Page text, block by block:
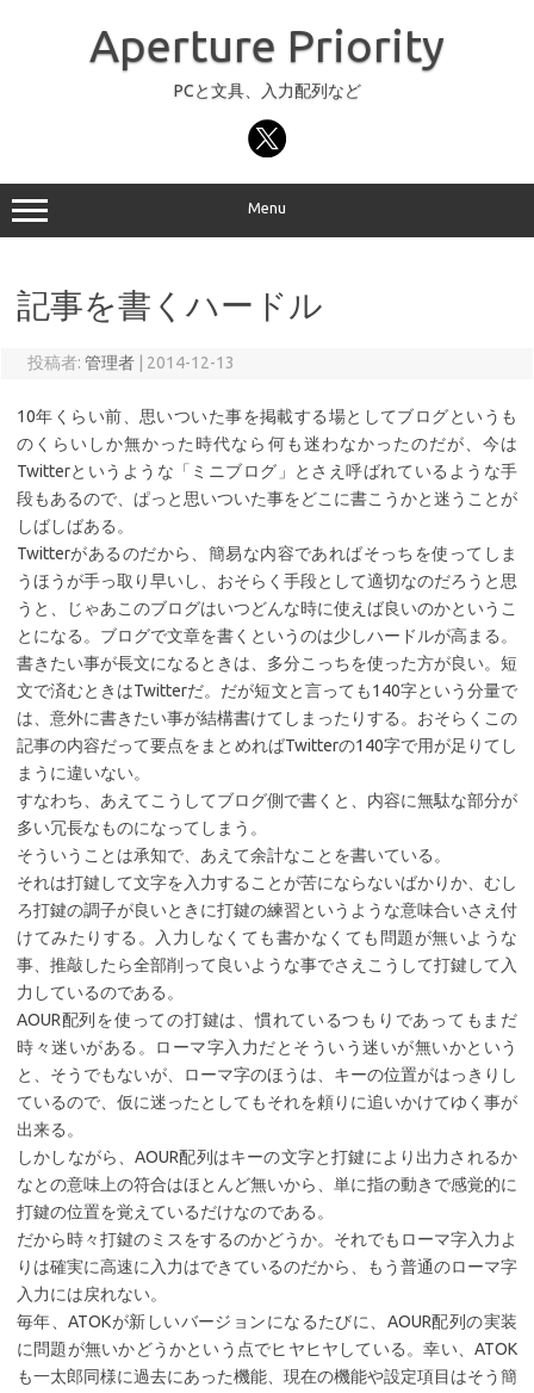
Aperture Priority
PCと文具、入力配列など
Menu
記事を書くハードル
投稿者: 管理者 2014-12-13
10年くらい前、思いついた事を掲載する場としてブログというも
のくらいしか無かった時代なら何も迷わなかったのだが、今は
Twitterというような「ミニブログ」とさえ呼ばれているような手
段もあるので、ぱっと思いついた事をどこに書こうかと迷うことが
しばしばある。
Twitterがあるのだから、簡易な内容であればそっちを使ってしま
うほうが手っ取り早いし、おそらく手段として適切なのだろうと思
うと、じゃあこのブログはいつどんな時に使えば良いのかというこ
とになる。ブログで文章を書くというのは少しハードルが高まる。
書きたい事が長文になるときは、多分こっちを使った方が良い。短
文で済むときはTwitterだ。だが短文と言っても140字という分量で
は、意外に書きたい事が結構書けてしまったりする。おそらくこの
記事の内容だって要点をまとめればTwitterの140字で用が足りてし
まうに違いない。
すなわち、あえてこうしてブログ側で書くと、内容に無駄な部分が
多い冗長なものになってしまう。
そういうことは承知で、あえて余計なことを書いている。
それは打鍵して文字を入力することが苦にならないばかりか、むし
ろ打鍵の調子が良いときに打鍵の練習というような意味合いさえ付
けてみたりする。入力しなくても書かなくても問題が無いような
事、推敲したら全部削って良いような事でさえこうして打鍵して入
力しているのである。
AOUR配列を使っての打鍵は、慣れているつもりであってもまだ
時々迷いがある。ローマ字入力だとそういう迷いが無いかという
と、そうでもないが、ローマ字のほうは、キーの位置がはっきりし
ているので、仮に迷ったとしてもそれを頼りに追いかけてゆく事が
出来る。
しかしながら、AOUR配列はキーの文字と打鍵により出力されるか
なとの意味上の符合はほとんど無いから、単に指の動きで感覚的に
打鍵の位置を覚えているだけなのである。
だから時々打鍵のミスをするのかどうか。それでもローマ字入力よ
りは確実に高速に入力はできているのだから、もう普通のローマ字
入力には戻れない。
毎年、ATOKが新しいバージョンになるたびに、AOUR配列の実装
に問題が無いかどうかという点でヒヤヒヤしている。幸い、ATOK
も一太郎同様に過去にあった機能、現在の機能や設定項目はそう簡